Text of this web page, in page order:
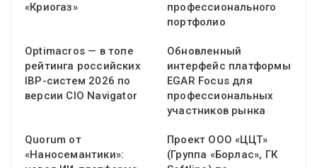
«Криогаз»
профессионального
портфолио
Optimacros — в топе
рейтинга российских
IBP-систем 2026 по
версии CIO Navigator
Обновленный
интерфейс платформы
EGAR Focus для
профессиональных
участников рынка
Quorum от
«Наносемантики»:
Проект ООО «ЦЦТ»
(Группа «Борлас», ГК